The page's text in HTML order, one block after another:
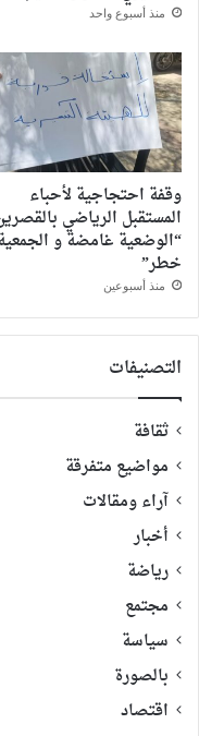
منذ أسبوع واحد
وقفة احتجاجية لأحباء
المستقبل الرياضي
“الوضعية غامضة و
خطر”
منذ أسبوعين
التصنيفات
ثقافة
مواضيع متفرقة
آراء ومقالات
أخبار
رياضة
مجتمع
سياسة
بالصورة
اقتصاد